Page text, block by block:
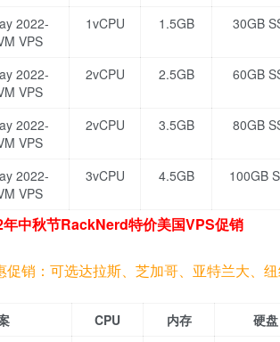
2022-
VPS
1vCPU 1.5GB 30GB
2022-
VPS
2vCPU 2.5GB 60GB
2022-
VPS
2vCPU 3.5GB 80GB
2022-
VPS
3vCPU 4.5GB 100GB
中秋节RackNerd特价美国VPS促销
促销：可选达拉斯、芝加哥、亚特兰大、
CPU 内存 硬盘